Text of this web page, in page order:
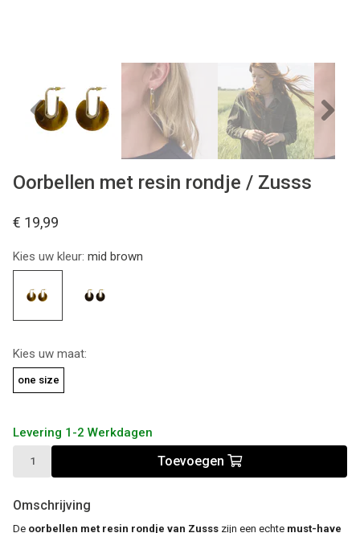
KIDS
Previous
Oorbellen met resin rondje / Zusss
€ 19,99
Kies uw kleur: mid brown
Kies uw maat:
one size
Levering 1-2 Werkdagen
Toevoegen
Omschrijving
De oorbellen met resin rondje van Zusss zijn een echte must-have